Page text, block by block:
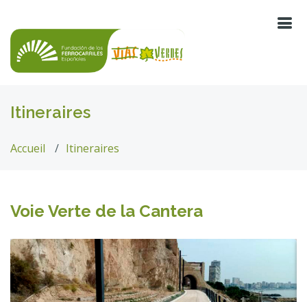
Itineraires
Accueil Itineraires
Voie Verte de la Cantera